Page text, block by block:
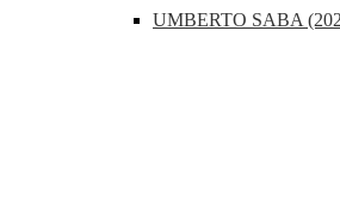
UMBERTO SABA